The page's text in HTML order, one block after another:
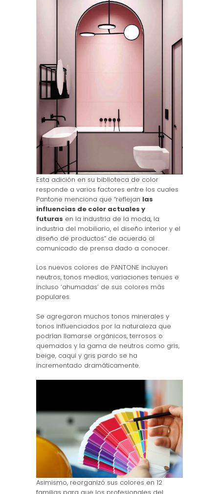
Esta adición en su biblioteca de color
responde a varios factores entre los cuales
Pantone menciona que “reflejan las
influencias de color actuales y
futuras en la industria de la moda, la
industria del mobiliario, el diseño interior y el
diseño de productos” de acuerdo al
comunicado de prensa dado a conocer.
Los nuevos colores de PANTONE incluyen
neutros, tonos medios, variaciones tenues e
incluso ‘ahumadas’ de sus colores más
populares.
Se agregaron muchos tonos minerales y
tonos influenciados por la naturaleza que
podrían llamarse orgánicos, terrosos o
quemados y la gama de neutros como gris,
beige, caqui y gris pardo se ha
incrementado dramáticamente.
Asimismo, reorganizó sus colores en 12